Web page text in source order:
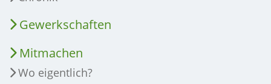
Gewerkschaften
Mitmachen
Wo eigentlich?